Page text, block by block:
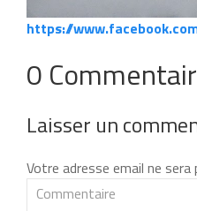
https://
0
Laisser un
Votre adresse email ne sera